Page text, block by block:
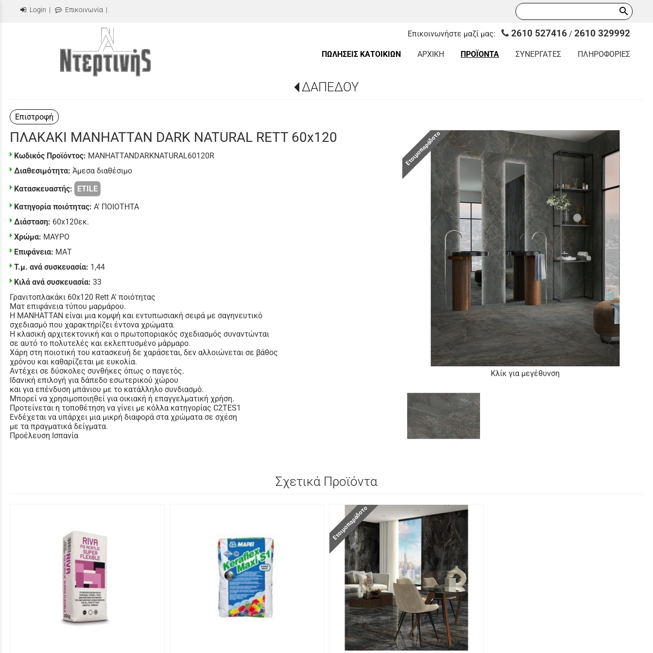
Login | Επικοινωνία | search
Επικοινωνήστε μαζί μας: 2610 527416 / 2610 329992
ΠΩΛΗΣΕΙΣ ΚΑΤΟΙΚΙΩΝ ΑΡΧΙΚΗ ΠΡΟΪΟΝΤΑ ΣΥΝΕΡΓΑΤΕΣ ΠΛΗΡΟΦΟΡΙΕΣ
ΔΑΠΕΔΟΥ
Επιστροφή
Κλίκ για μεγέθυνση
Ετοιμοπαράδοτο
ΠΛΑΚΑΚΙ MANHATTAN DARK NATURAL RETT 60x120
Κωδικός Προϊόντος: MANHATTANDARKNATURAL60120R
Διαθεσιμότητα: Άμεσα διαθέσιμο
Κατασκευαστής:
ETILE
Κατηγορία ποιότητας: Α' ΠΟΙΟΤΗΤΑ
Διάσταση: 60x120εκ.
Χρώμα: ΜΑΥΡΟ
Επιφάνεια: ΜΑΤ
Τ.μ. ανά συσκευασία: 1,44
Κιλά ανά συσκευασία: 33
Γρανιτοπλακάκι 60x120 Rett Α' ποιότητας
Ματ επιφάνεια τύπου μαρμάρου.
Η MANHATTAN είναι μια κομψή και εντυπωσιακή σειρά με σαγηνευτικό
σχεδιασμό που χαρακτηρίζει έντονα χρώματα.
Η κλασική αρχιτεκτονική και ο πρωτοποριακός σχεδιασμός συναντώνται
σε αυτό το πολυτελές και εκλεπτυσμένο μάρμαρο.
Χάρη στη ποιοτική του κατασκευή δε χαράσεται, δεν αλλοιώνεται σε βάθος
χρόνου και καθαρίζεται με ευκολία.
Αντέχει σε δύσκολες συνθήκες όπως ο παγετός.
Ιδανική επιλογή για δάπεδο εσωτερικού χώρου
και για επένδυση μπάνιου με το κατάλληλο συνδιασμό.
Μπορεί να χρησιμοποιηθεί για οικιακή ή επαγγελματική χρήση.
Προτείνεται η τοποθέτηση να γίνει με κόλλα κατηγορίας C2TES1
Ενδέχεται να υπάρχει μια μικρή διαφορά στα χρώματα σε σχέση
με τα πραγματικά δείγματα.
Προέλευση Ισπανία
Σχετικά Προϊόντα
Ετοιμοπαράδοτο